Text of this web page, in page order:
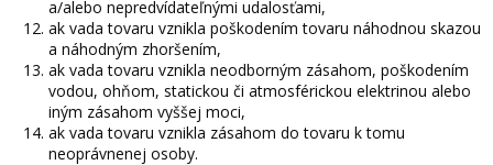
a/alebo nepredvídateľnými udalosťami,
ak vada tovaru vznikla poškodením tovaru náhodnou skazou
a náhodným zhoršením,
ak vada tovaru vznikla neodborným zásahom, poškodením
vodou, ohňom, statickou či atmosférickou elektrinou alebo
iným zásahom vyššej moci,
ak vada tovaru vznikla zásahom do tovaru k tomu
neoprávnenej osoby.